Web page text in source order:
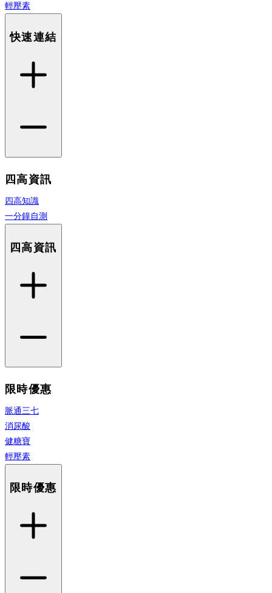
輕壓素
快速連結
四高資訊
四高知識
一分鐘自測
四高資訊
限時優惠
脈通三七
消尿酸
健糖寶
輕壓素
限時優惠